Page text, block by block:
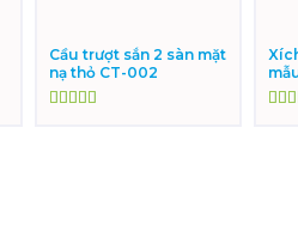
Cầu trượt sắn 2 sàn mặt
nạ thỏ CT-002